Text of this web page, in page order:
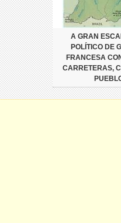
A GRAN
POLÍTICO DE
FRANCESA
CARRETERAS,